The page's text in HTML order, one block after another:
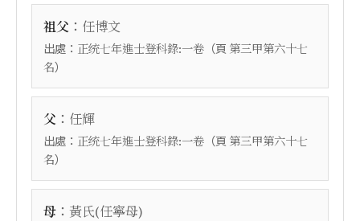
祖父 ： 任博文
出處： 正统七年進士登科錄:一卷 （頁 第三甲第六十七
名）
父 ： 任輝
出處： 正统七年進士登科錄:一卷 （頁 第三甲第六十七
名）
母 ： 黃氏(任寧母)